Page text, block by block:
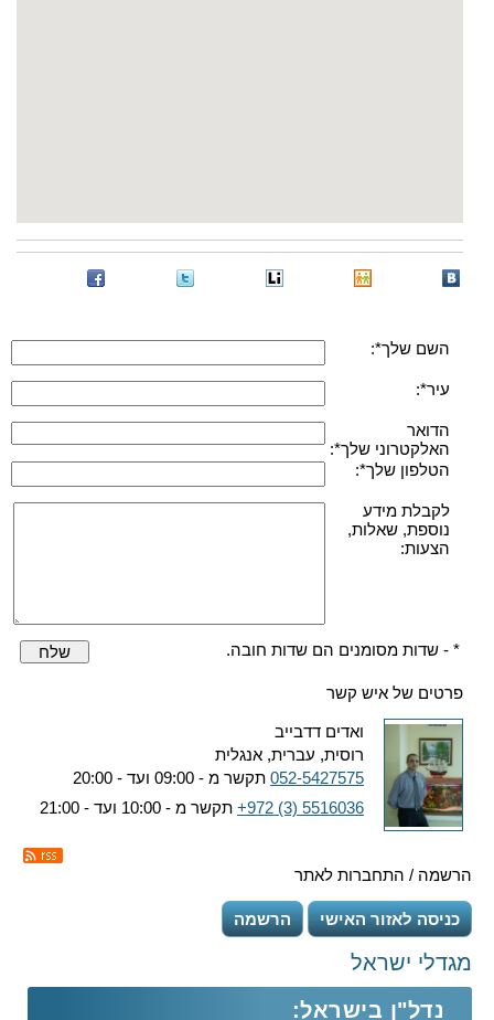
השם שלך*:
עיר*:
הדואר
האלקטרוני שלך*:
הטלפון שלך*:
לקבלת מידע
נוספת, שאלות,
הצעות:
* - שדות מסומנים הם שדות חובה. שלח
פרטים של איש קשר
ואדים דדבייב
רוסית, עברית, אנגלית
052-5427575 תקשר מ - 09:00 ועד - 20:00
+972 (3) 5516036 תקשר מ - 10:00 ועד - 21:00
הרשמה / התחברות לאתר
כניסה לאזור האישי הרשמה
מגדלי ישראל
נדל"ן בישראל: